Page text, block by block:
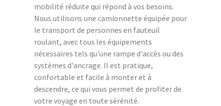
mobilité réduite qui répond à vos besoins.
Nous utilisons une camionnette équipée pour
le transport de personnes en fauteuil
roulant, avec tous les équipements
nécessaires tels qu'une rampe d'accès ou des
systèmes d'ancrage. Il est pratique,
confortable et facile à monter et à
descendre, ce qui vous permet de profiter de
votre voyage en toute sérénité.